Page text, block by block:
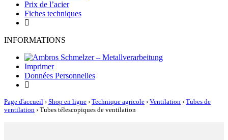
Prix de l’acier
Fiches techniques
INFORMATIONS
Imprimer
Données Personnelles
Page d'accueil › Shop en ligne › Technique agricole › Ventilation › Tubes de
ventilation › Tubes télescopiques de ventilation